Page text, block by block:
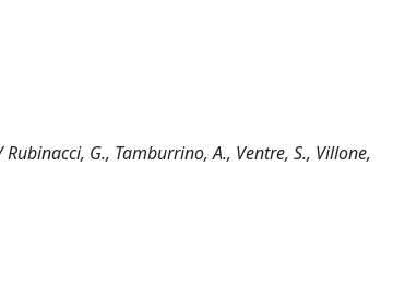
G., Tamburrino, A., Ventre, S., Villone,